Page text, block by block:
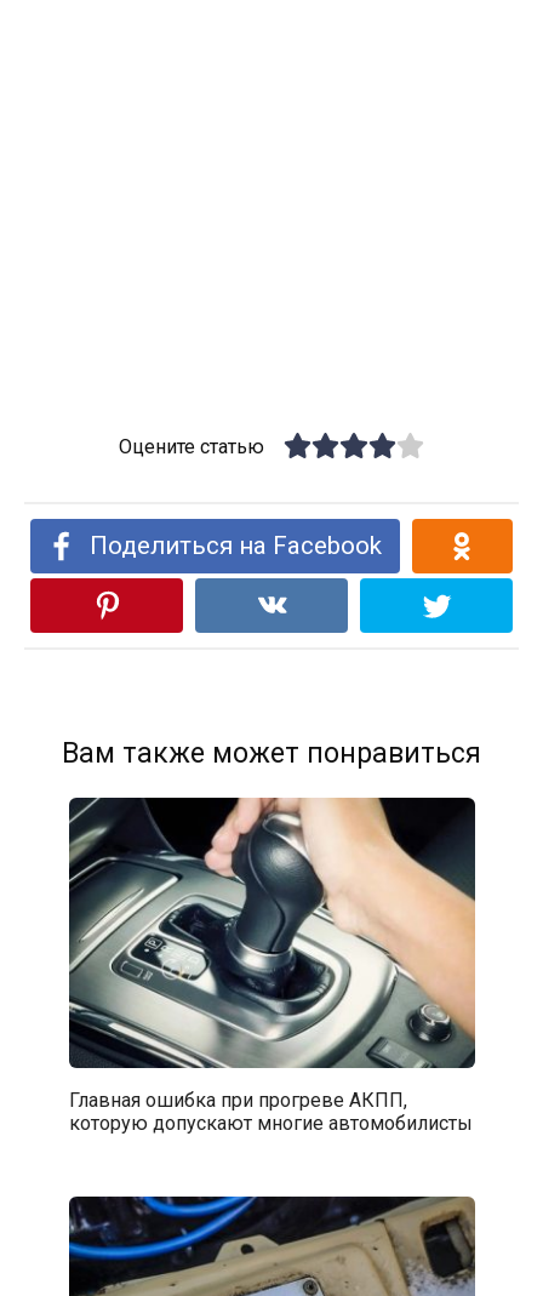
Оцените статью
Поделиться на Facebook
Вам также может понравиться
Главная ошибка при прогреве АКПП,
которую допускают многие автомобилисты